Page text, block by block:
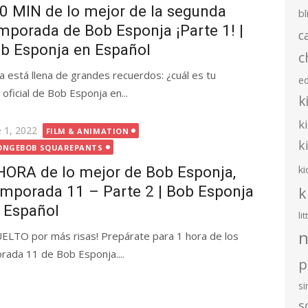
MIN de lo mejor de la segunda
de Bob Esponja ¡Parte 1! |
Esponja en Español
está llena de grandes recuerdos: ¿cuál es tu
de Bob Esponja en...
1, 2022
FILM & ANIMATION
SQUAREPANTS
de lo mejor de Bob Esponja,
11 – Parte 2 | Bob Esponja
Español
por más risas! Prepárate para 1 hora de los
11 de Bob Esponja....